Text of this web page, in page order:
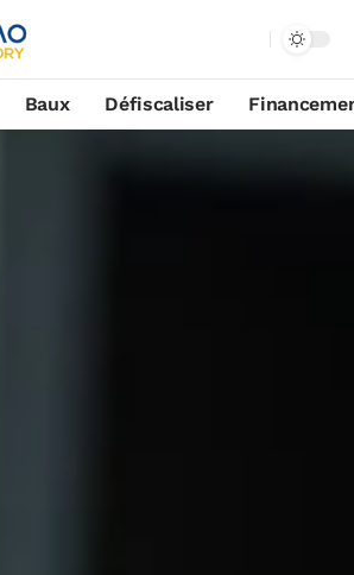
Baux Défiscaliser